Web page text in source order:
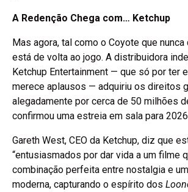
A Redenção Chega com… Ketchup
Mas agora, tal como o Coyote que
está de volta ao jogo. A distribuidora
Ketchup Entertainment — que só por ter
merece aplausos — adquiriu os direitos
alegadamente por cerca de 50 milhões
confirmou uma estreia em sala para
Gareth West, CEO da Ketchup, diz que
“entusiasmados por dar vida a um filme
combinação perfeita entre nostalgia e
moderna, capturando o espírito dos